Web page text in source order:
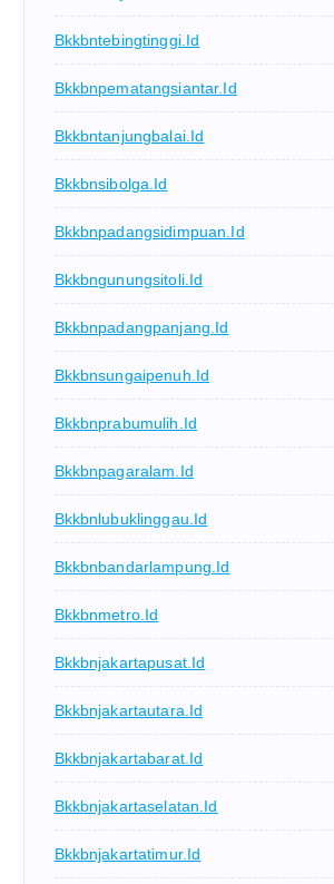
Bkkbntebingtinggi.id
Bkkbnpematangsiantar.id
Bkkbntanjungbalai.id
Bkkbnsibolga.id
Bkkbnpadangsidimpuan.id
Bkkbngunungsitoli.id
Bkkbnpadangpanjang.id
Bkkbnsungaipenuh.id
Bkkbnprabumulih.id
Bkkbnpagaralam.id
Bkkbnlubuklinggau.id
Bkkbnbandarlampung.id
Bkkbnmetro.id
Bkkbnjakartapusat.id
Bkkbnjakartautara.id
Bkkbnjakartabarat.id
Bkkbnjakartaselatan.id
Bkkbnjakartatimur.id